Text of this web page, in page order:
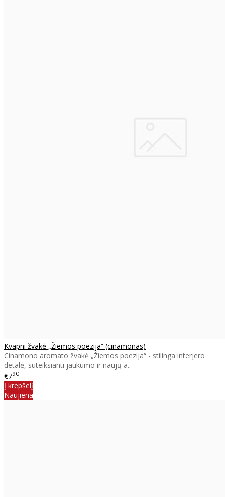
Kvapni žvakė „Žiemos poezija“ (cinamonas)
Cinamono aromato žvakė „Žiemos poezija“ - stilinga interjero
detalė, suteiksianti jaukumo ir naujų a..
€790
Į krepšelį
Naujiena